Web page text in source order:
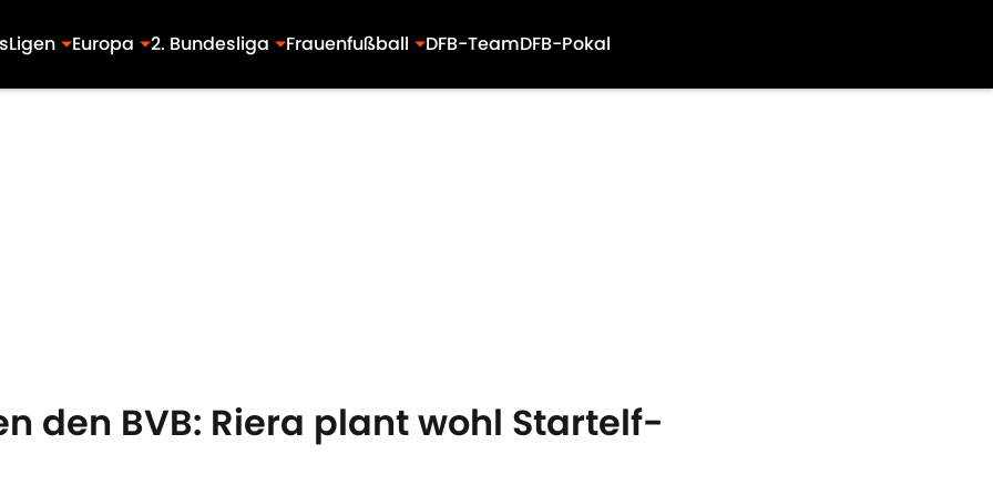
Ligen Europa 2. Bundesliga Frauenfußball DFB-TeamDFB-Pokal
den BVB: Riera plant wohl Startelf-